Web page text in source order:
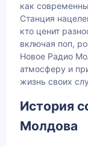
как
Станция
кто ценит
включая поп,
Новое Радио
атмосферу и
жизнь своих
История
Молдова